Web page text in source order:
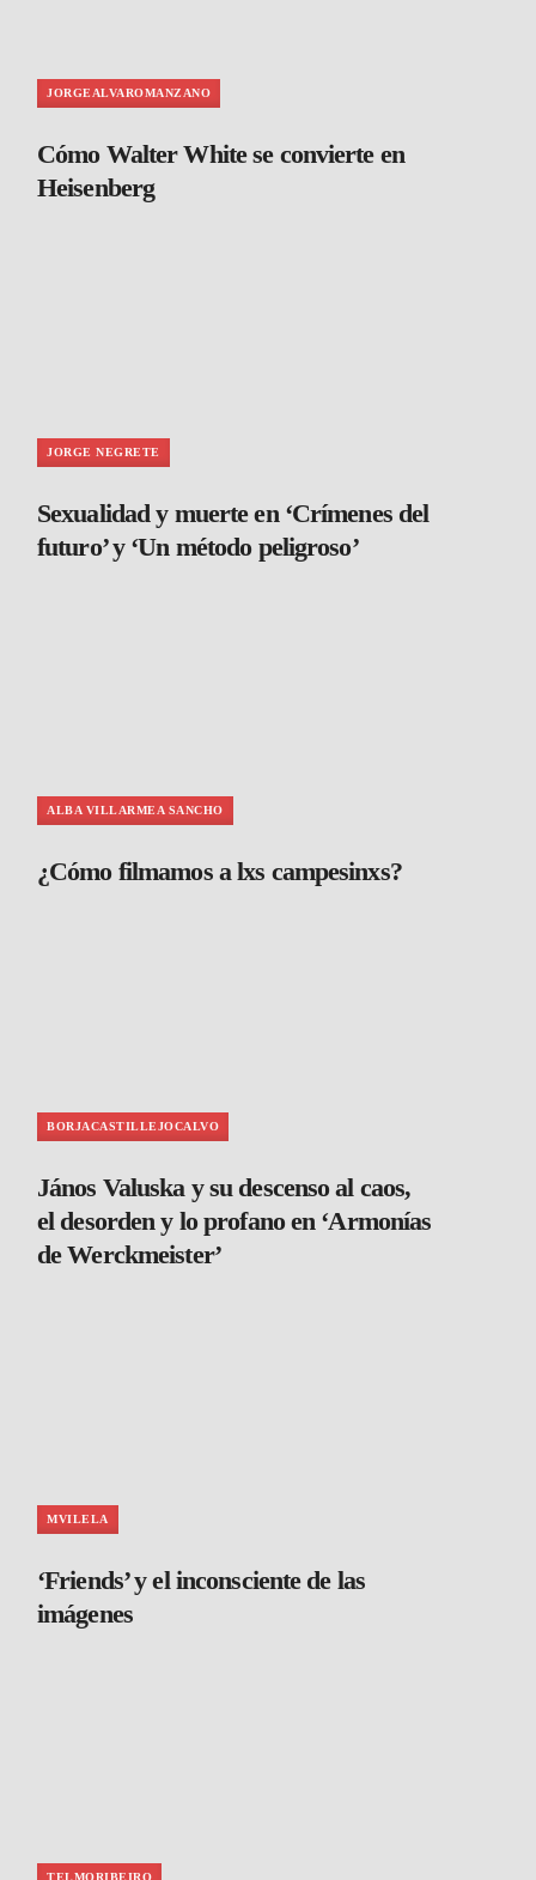
JORGEALVAROMANZANO
Cómo Walter White se convierte en
Heisenberg
JORGE NEGRETE
Sexualidad y muerte en ‘Crímenes del
futuro’ y ‘Un método peligroso’
ALBA VILLARMEA SANCHO
¿Cómo filmamos a lxs campesinxs?
BORJACASTILLEJOCALVO
János Valuska y su descenso al caos,
el desorden y lo profano en ‘Armonías
de Werckmeister’
MVILELA
‘Friends’ y el inconsciente de las
imágenes
TELMORIBEIRO